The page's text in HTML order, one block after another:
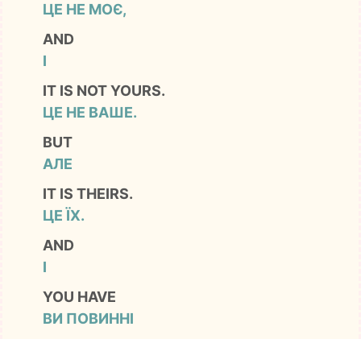
ЦЕ НЕ МОЄ,
AND
І
IT IS NOT YOURS.
ЦЕ НЕ ВАШЕ.
BUT
АЛЕ
IT IS THEIRS.
ЦЕ ЇХ.
AND
І
YOU HAVE
ВИ ПОВИННІ